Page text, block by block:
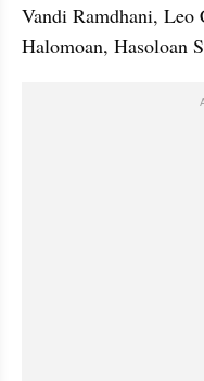
Vandi Ramdhani, Leo
Halomoan, Hasoloan